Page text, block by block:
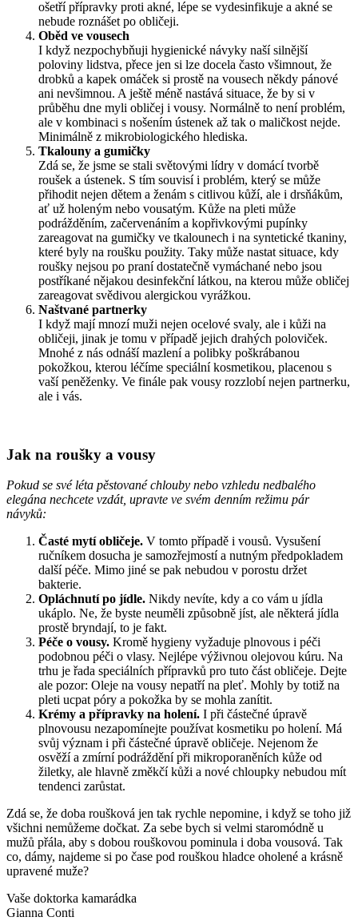
ošetří přípravky proti akné, lépe se vydesinfikuje a akné se
nebude roznášet po obličeji.
Oběd ve vousech
I když nezpochybňuji hygienické návyky naší silnější
poloviny lidstva, přece jen si lze docela často všimnout, že
drobků a kapek omáček si prostě na vousech někdy pánové
ani nevšimnou. A ještě méně nastává situace, že by si v
průběhu dne myli obličej i vousy. Normálně to není problém,
ale v kombinaci s nošením ústenek až tak o maličkost nejde.
Minimálně z mikrobiologického hlediska.
Tkalouny a gumičky
Zdá se, že jsme se stali světovými lídry v domácí tvorbě
roušek a ústenek. S tím souvisí i problém, který se může
přihodit nejen dětem a ženám s citlivou kůží, ale i drsňákům,
ať už holeným nebo vousatým. Kůže na pleti může
podrážděním, začervenáním a kopřivkovými pupínky
zareagovat na gumičky ve tkalounech i na syntetické tkaniny,
které byly na roušku použity. Taky může nastat situace, kdy
roušky nejsou po praní dostatečně vymáchané nebo jsou
postříkané nějakou desinfekční látkou, na kterou může obličej
zareagovat svědivou alergickou vyrážkou.
Naštvané partnerky
I když mají mnozí muži nejen ocelové svaly, ale i kůži na
obličeji, jinak je tomu v případě jejich drahých poloviček.
Mnohé z nás odnáší mazlení a polibky poškrábanou
pokožkou, kterou léčíme speciální kosmetikou, placenou s
vaší peněženky. Ve finále pak vousy rozzlobí nejen partnerku,
ale i vás.
Jak na roušky a vousy
Pokud se své léta pěstované chlouby nebo vzhledu nedbalého
elegána nechcete vzdát, upravte ve svém denním režimu pár
návyků:
Časté mytí obličeje. V tomto případě i vousů. Vysušení
ručníkem dosucha je samozřejmostí a nutným předpokladem
další péče. Mimo jiné se pak nebudou v porostu držet
bakterie.
Opláchnutí po jídle. Nikdy nevíte, kdy a co vám u jídla
ukáplo. Ne, že byste neuměli způsobně jíst, ale některá jídla
prostě bryndají, to je fakt.
Péče o vousy. Kromě hygieny vyžaduje plnovous i péči
podobnou péči o vlasy. Nejlépe výživnou olejovou kúru. Na
trhu je řada speciálních přípravků pro tuto část obličeje. Dejte
ale pozor: Oleje na vousy nepatří na pleť. Mohly by totiž na
pleti ucpat póry a pokožka by se mohla zanítit.
Krémy a přípravky na holení. I při částečné úpravě
plnovousu nezapomínejte používat kosmetiku po holení. Má
svůj význam i při částečné úpravě obličeje. Nejenom že
osvěží a zmírní podráždění při mikroporaněních kůže od
žiletky, ale hlavně změkčí kůži a nové chloupky nebudou mít
tendenci zarůstat.
Zdá se, že doba roušková jen tak rychle nepomine, i když se toho již
všichni nemůžeme dočkat. Za sebe bych si velmi staromódně u
mužů přála, aby s dobou rouškovou pominula i doba vousová. Tak
co, dámy, najdeme si po čase pod rouškou hladce oholené a krásně
upravené muže?
Vaše doktorka kamarádka
Gianna Conti